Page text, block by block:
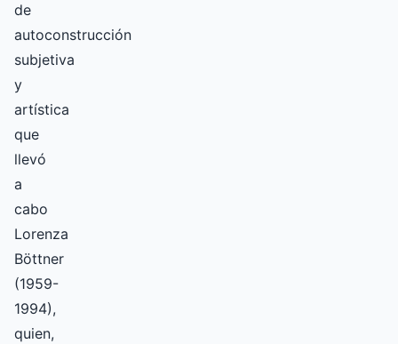
de
autoconstrucción
subjetiva
y
artística
que
llevó
a
cabo
Lorenza
Böttner
(1959-
1994),
quien,